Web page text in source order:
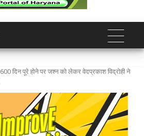
600 दिन पूरे होने पर जश्न को लेकर वेदप्रकाश विद्रोही ने